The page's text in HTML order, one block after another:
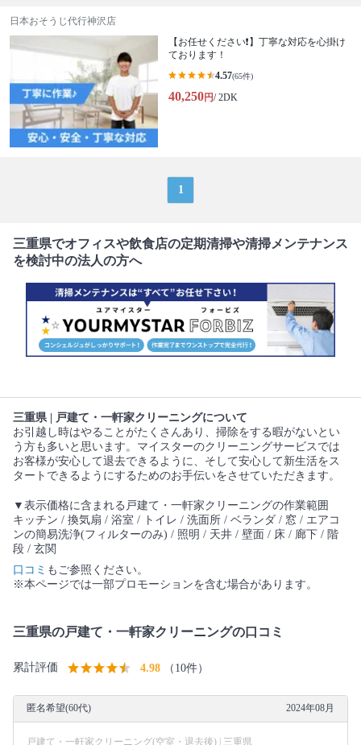
日本おそうじ代行神沢店
【お任せください❗️】丁寧な対応を心掛け
ております！
4.57(65件)
40,250円/ 2DK
1
三重県でオフィスや飲食店の定期清掃や清掃メンテナンス
を検討中の法人の方へ
三重県 | 戸建て・一軒家クリーニングについて
お引越し時はやることがたくさんあり、掃除をする暇がないとい
う方も多いと思います。マイスターのクリーニングサービスでは
お客様が安心して退去できるように、そして安心して新生活をス
タートできるようにするためのお手伝いをさせていただきます。
▼表示価格に含まれる戸建て・一軒家クリーニングの作業範囲
キッチン / 換気扇 / 浴室 / トイレ / 洗面所 / ベランダ / 窓 / エアコ
ンの簡易洗浄(フィルターのみ) / 照明 / 天井 / 壁面 / 床 / 廊下 / 階
段 / 玄関
口コミ もご参照ください。
※本ページでは一部プロモーションを含む場合があります。
三重県の戸建て・一軒家クリーニングの口コミ
累計評価 4.98 （10件）
匿名希望(60代) 2024年08月
戸建て・一軒家クリーニング(空室・退去後) | 三重県